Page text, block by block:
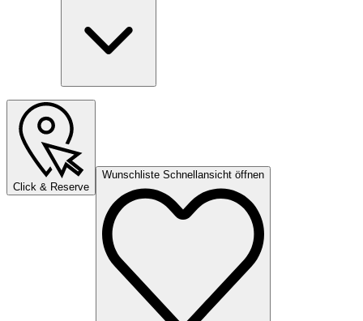
Click & Reserve
Wunschliste Schnellansicht öffnen